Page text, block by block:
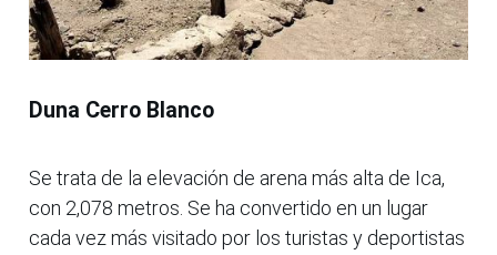
Duna Cerro Blanco
Se trata de la elevación de arena más alta de Ica,
con 2,078 metros. Se ha convertido en un lugar
cada vez más visitado por los turistas y deportistas